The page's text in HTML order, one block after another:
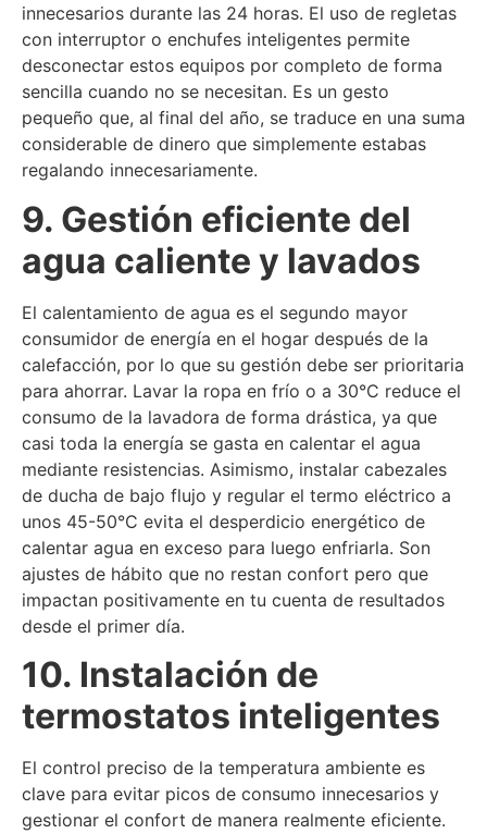
innecesarios durante las 24 horas. El uso de regletas
con interruptor o enchufes inteligentes permite
desconectar estos equipos por completo de forma
sencilla cuando no se necesitan. Es un gesto
pequeño que, al final del año, se traduce en una suma
considerable de dinero que simplemente estabas
regalando innecesariamente.
9. Gestión eficiente del
agua caliente y lavados
El calentamiento de agua es el segundo mayor
consumidor de energía en el hogar después de la
calefacción, por lo que su gestión debe ser prioritaria
para ahorrar. Lavar la ropa en frío o a 30°C reduce el
consumo de la lavadora de forma drástica, ya que
casi toda la energía se gasta en calentar el agua
mediante resistencias. Asimismo, instalar cabezales
de ducha de bajo flujo y regular el termo eléctrico a
unos 45-50°C evita el desperdicio energético de
calentar agua en exceso para luego enfriarla. Son
ajustes de hábito que no restan confort pero que
impactan positivamente en tu cuenta de resultados
desde el primer día.
10. Instalación de
termostatos inteligentes
El control preciso de la temperatura ambiente es
clave para evitar picos de consumo innecesarios y
gestionar el confort de manera realmente eficiente.